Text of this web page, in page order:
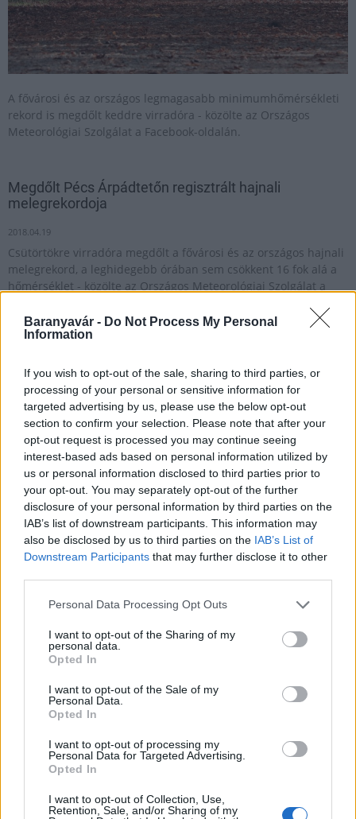
Baranyavár - Do Not Process My Personal
Information
If you wish to opt-out of the sale, sharing to third parties, or
processing of your personal or sensitive information for
targeted advertising by us, please use the below opt-out
section to confirm your selection. Please note that after your
opt-out request is processed you may continue seeing
interest-based ads based on personal information utilized by
us or personal information disclosed to third parties prior to
your opt-out. You may separately opt-out of the further
disclosure of your personal information by third parties on the
IAB’s list of downstream participants. This information may
also be disclosed by us to third parties on the IAB’s List of
Downstream Participants that may further disclose it to other
Please note that this website/app uses one or more Google
not limited to your visit or usage behaviour. You may click to
grant or deny consent to Google and its third-party tags to
use your data for below specified purposes in below Google
consent section.
Personal Data Processing Opt Outs
I want to opt-out of the Sharing of my
personal data.
Opted In
I want to opt-out of the Sale of my
Personal Data.
Opted In
I want to opt-out of processing my
Personal Data for Targeted Advertising.
Opted In
I want to opt-out of Collection, Use,
Retention, Sale, and/or Sharing of my
A fővárosi és az országos legmagasabb minimumhőmérsékleti
rekord is megdőlt keddre virradóra - közölte az Országos
Meteorológiai Szolgálat a Facebook-oldalán.
Megdőlt Pécs Árpádtetőn regisztrált hajnali
melegrekordoja
2018.04.19
Csütörtökre virradóra megdőlt a fővárosi és az országos hajnali
melegrekord, a leghidegebb órában sem csökkent 16 fok alá a
hőmérséklet - közölte az Országos Meteorológiai Szolgálat a
fővárosi hajnali melegrekord
2024.02.29
Országos hírek
Megdőlt az országos és a fővárosi hajnali melegrekord is
szerdán - közölte a HungaroMet Zrt. a honlapján csütörtökön.
Meteorológia: 66 éves napi melegrekord dőlt meg a
2023.03.16